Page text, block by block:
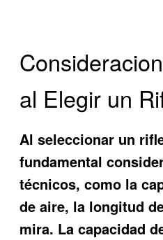
al Elegir un
Al seleccionar un
fundamental
técnicos, como la
de aire, la longitud
mira. La capacidad